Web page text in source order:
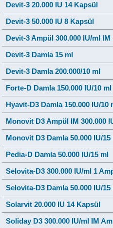
Devit-3 20.000 IU 14 Kapsül
Devit-3 50.000 IU 8 Kapsül
Devit-3 Ampül 300.000 IU/ml
Devit-3 Damla 15 ml
Devit-3 Damla 200.000/10 ml
Forte-D Damla 150.000 IU/10 ml
Hyavit-D3 Damla 150.000 IU/10
Monovit D3 Ampül IM 300.000
Monovit D3 Damla 50.000 IU/15
Pedia-D Damla 50.000 IU/15 ml
Selovita-D3 300.000 IU/ml 1
Selovita-D3 Damla 50.000 IU/
Solarvit 20.000 IU 14 Kapsül
Soliday D3 300.000 IU/ml IM